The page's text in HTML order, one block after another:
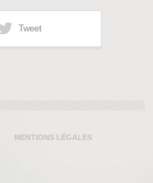
Tweet
MENTIONS LÉGALES